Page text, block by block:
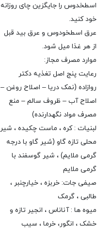
اسطخدوس را جایگزین چای روزانه
خود کنید.
عرق اسطخودوس و عرق بید قبل
از هر غذا میل شود.
موارد مصرف مجاز:
رعایت پنج اصل تغذیه دکتر
روازاده (نمک دریا – اصلاح روغن –
اصلاح آب – ظروف سالم – منع
مصرف مواد نگهدارنده)
لبنیات : کره ، ماست چکیده ، شیر
محلی تازه گاو (شیر گاو با درجه
گرمی ملایم) ، شیر گوسفند با
گرمی ملایم
صیفی جات: خربزه ، خیارچنبر ،
طالبی ، گرمک
میوه ها : آناناس ، انجیر تازه و
خشک ، انگور، خرما ، سیب